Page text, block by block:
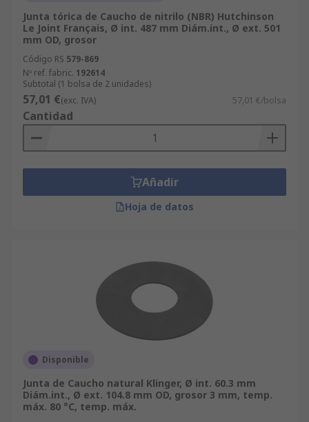
Junta tórica de Caucho de nitrilo (NBR) Hutchinson
Le Joint Français, Ø int. 487 mm Diám.int., Ø ext. 501
mm OD, grosor
Código RS 579-869
Nº ref. fabric. 192614
Subtotal (1 bolsa de 2 unidades)
57,01 €(exc. IVA) 57,01 €/bolsa
Cantidad
Añadir
Hoja de datos
Disponible
Junta de Caucho natural Klinger, Ø int. 60.3 mm
Diám.int., Ø ext. 104.8 mm OD, grosor 3 mm, temp.
máx. 80 °C, temp. máx.